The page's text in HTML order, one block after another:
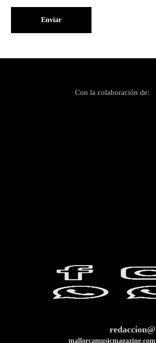
Con la colaboración de:
redaccion@
mallorcamusicmagazine.com